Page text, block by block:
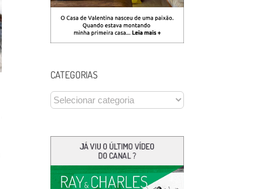
CATEGORIAS
CATEGORIAS